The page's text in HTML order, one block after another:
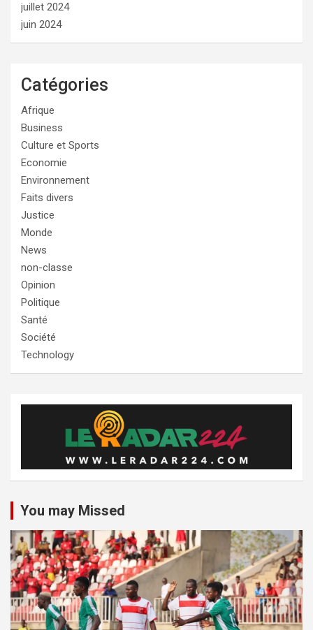
juillet 2024
juin 2024
Catégories
Afrique
Business
Culture et Sports
Economie
Environnement
Faits divers
Justice
Monde
News
non-classe
Opinion
Politique
Santé
Société
Technology
You may Missed